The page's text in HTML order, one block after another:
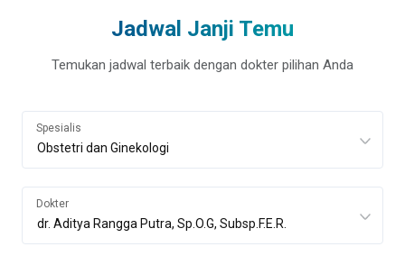
Jadwal Janji Temu
Temukan jadwal terbaik dengan dokter pilihan Anda
Spesialis
Dokter